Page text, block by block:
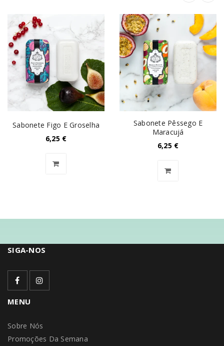
Sabonete Figo E Groselha
6,25 €
Sabonete Pêssego E
Maracujá
6,25 €
SIGA-NOS
MENU
Sobre Nós
Promoções Da Semana